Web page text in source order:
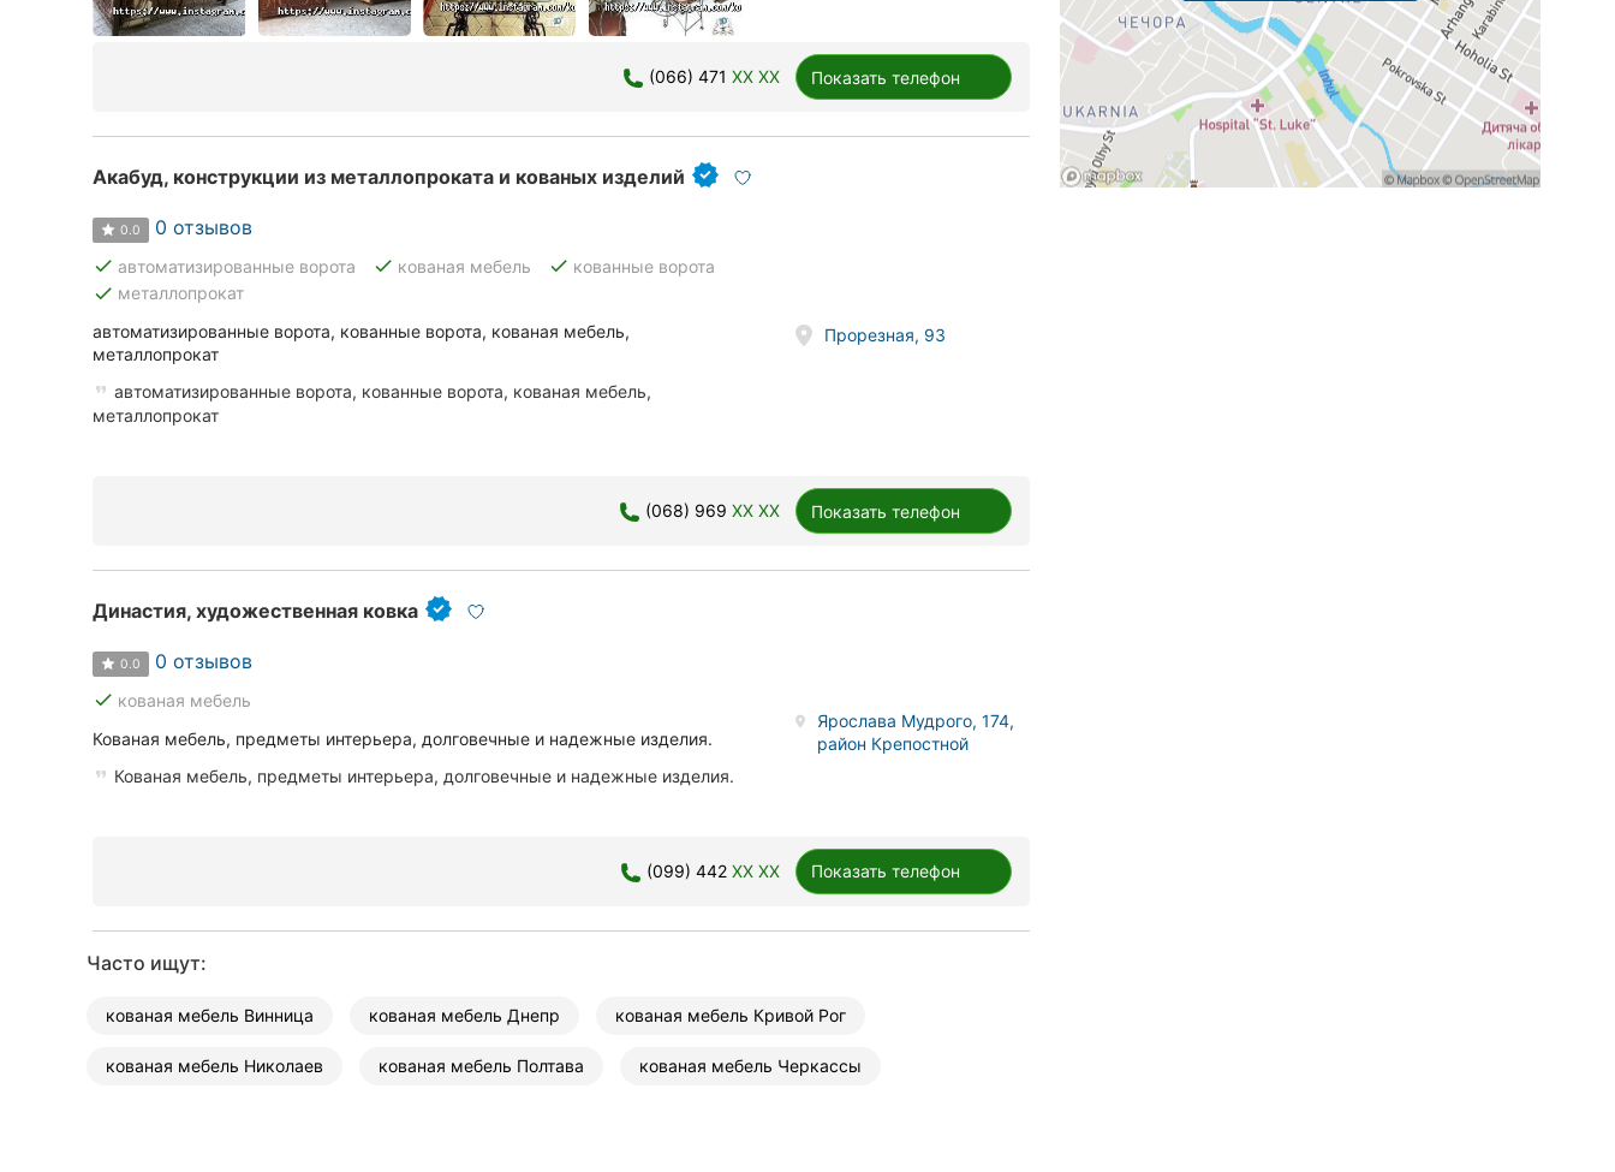
Житомир
Ровно
Одесса
Харьков
Днепр
Чернигов
(066) 471 XX XX Показать телефон
Акабуд, конструкции из металлопроката и кованых изделий
0.0 0 отзывов
done автоматизированные ворота done кованая мебель done кованные ворота
done металлопрокат
автоматизированные ворота, кованные ворота, кованая мебель,
металлопрокат
автоматизированные ворота, кованные ворота, кованая мебель,
металлопрокат
Прорезная, 93
(068) 969 XX XX Показать телефон
Династия, художественная ковка
0.0 0 отзывов
done кованая мебель
Кованая мебель, предметы интерьера, долговечные и надежные изделия.
Кованая мебель, предметы интерьера, долговечные и надежные изделия.
Ярослава Мудрого, 174,
район Крепостной
(099) 442 XX XX Показать телефон
Часто ищут:
кованая мебель Винница кованая мебель Днепр кованая мебель Кривой Рог
кованая мебель Николаев кованая мебель Полтава кованая мебель Черкассы